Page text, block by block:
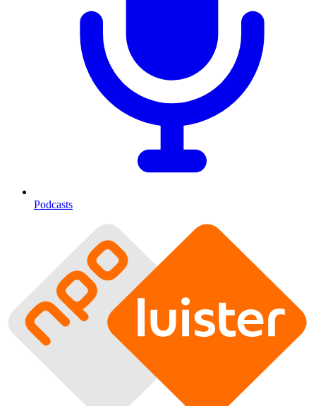
Podcasts